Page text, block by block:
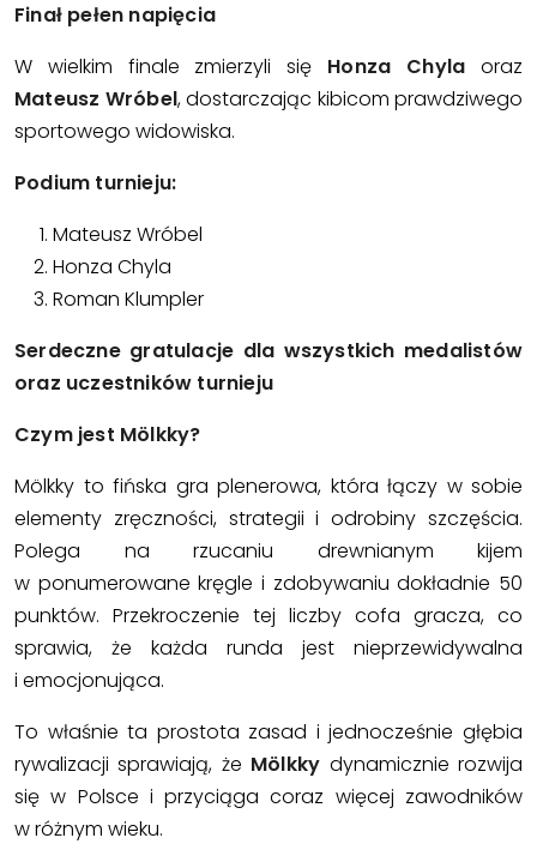
Finał pełen napięcia
W wielkim finale zmierzyli się Honza Chyla oraz
Mateusz Wróbel, dostarczając kibicom prawdziwego
sportowego widowiska.
Podium turnieju:
Mateusz Wróbel
Honza Chyla
Roman Klumpler
Serdeczne gratulacje dla wszystkich medalistów
oraz uczestników turnieju
Czym jest Mölkky?
Mölkky to fińska gra plenerowa, która łączy w sobie
elementy zręczności, strategii i odrobiny szczęścia.
Polega na rzucaniu drewnianym kijem
w ponumerowane kręgle i zdobywaniu dokładnie 50
punktów. Przekroczenie tej liczby cofa gracza, co
sprawia, że każda runda jest nieprzewidywalna
i emocjonująca.
To właśnie ta prostota zasad i jednocześnie głębia
rywalizacji sprawiają, że Mölkky dynamicznie rozwija
się w Polsce i przyciąga coraz więcej zawodników
w różnym wieku.